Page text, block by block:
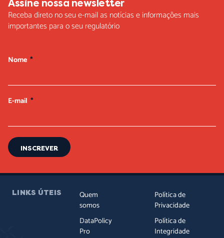
Assine nossa newsletter
Receba direto no seu e-mail as notícias e informações mais
importantes para o seu regulatório
Nome
E-mail
INSCREVER
LINKS ÚTEIS
Quem
somos
DataPolicy
Pro
Política de
Privacidade
Política de
Integridade